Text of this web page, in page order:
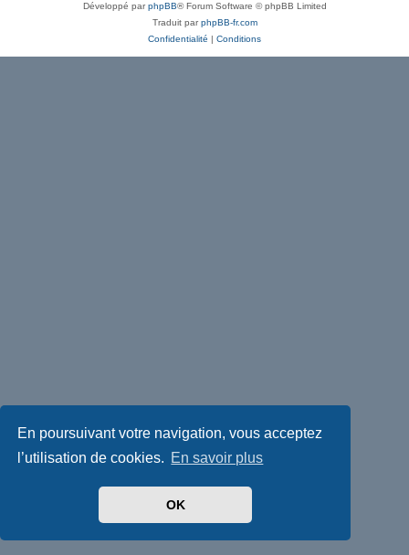
En poursuivant votre navigation, vous acceptez
l’utilisation de cookies. En savoir plus
OK
Développé parphpBB® Forum Software © phpBB Limited
Traduit parphpBB-fr.com
Confidentialité | Conditions